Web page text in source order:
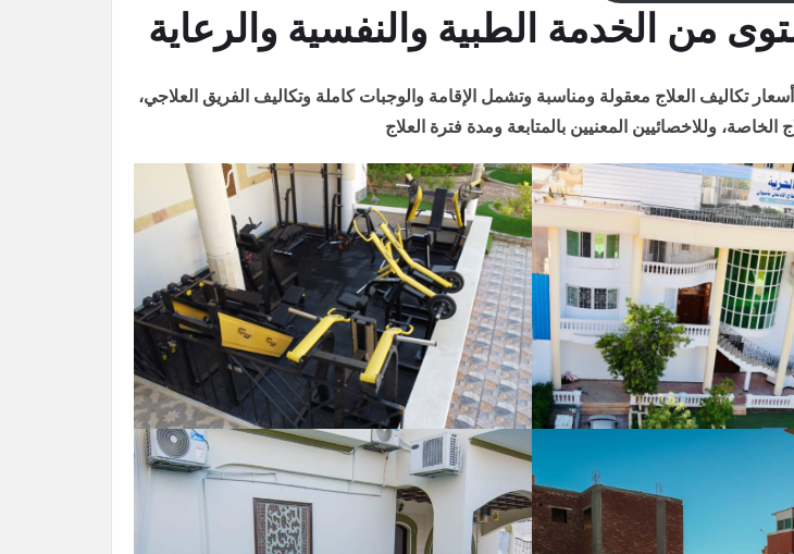
الخدمة الطبية والنفسية والرعاية
تكاليف العلاج معقولة ومناسبة وتشمل الإقامة والوجبات كاملة وتكاليف الفريق العلاجي،
وللاخصائيين المعنيين بالمتابعة ومدة فترة العلاج